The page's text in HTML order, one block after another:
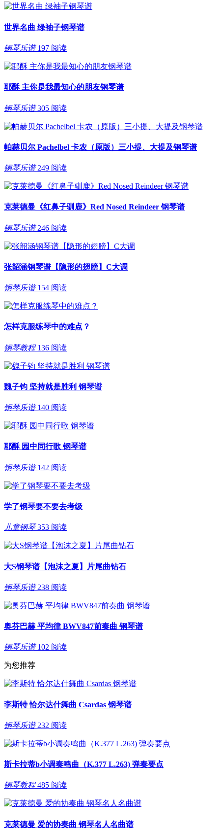
世界名曲 绿袖子钢琴谱
钢琴乐谱 197 阅读
耶酥 主你是我最知心的朋友钢琴谱
钢琴乐谱 305 阅读
帕赫贝尔 Pachelbel 卡农（原版）三小提、大提及钢琴谱
钢琴乐谱 249 阅读
克莱德曼《红鼻子驯鹿》Red Nosed Reindeer 钢琴谱
钢琴乐谱 246 阅读
张韶涵钢琴谱【隐形的翅膀】C大调
钢琴乐谱 154 阅读
怎样克服练琴中的难点？
钢琴教程 136 阅读
魏子钧 坚持就是胜利 钢琴谱
钢琴乐谱 140 阅读
耶酥 园中同行歌 钢琴谱
钢琴乐谱 142 阅读
学了钢琴要不要去考级
儿童钢琴 353 阅读
大S钢琴谱【泡沫之夏】片尾曲钻石
钢琴乐谱 238 阅读
奥芬巴赫 平均律 BWV847前奏曲 钢琴谱
钢琴乐谱 102 阅读
为您推荐
李斯特 恰尔达什舞曲 Csardas 钢琴谱
钢琴乐谱 232 阅读
斯卡拉蒂b小调奏鸣曲（K.377 L.263) 弹奏要点
钢琴教程 485 阅读
克莱德曼 爱的协奏曲 钢琴名人名曲谱